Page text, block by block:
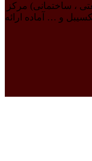
، ساختمانی) مرکز
و … آماده ارائه